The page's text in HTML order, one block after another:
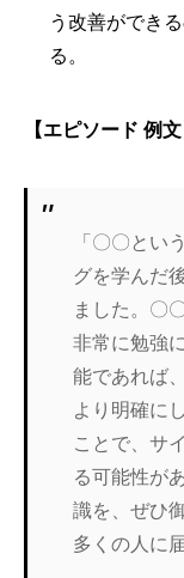
う改善ができ
る。
【エピソード 例文
「〇〇とい
グを学んだ
ました。〇
非常に勉強
能であれば
より明確に
ことで、サ
る可能性が
識を、ぜひ
多くの人に